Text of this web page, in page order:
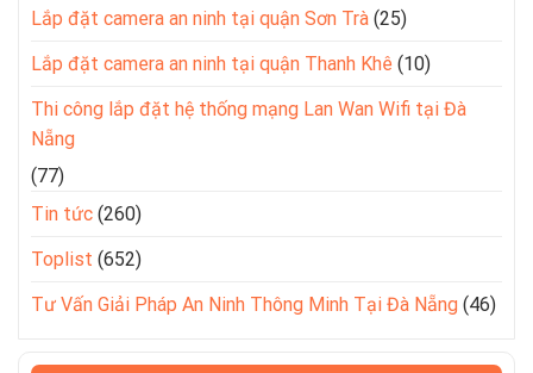
Lắp đặt camera an ninh tại quận Sơn Trà (25)
Lắp đặt camera an ninh tại quận Thanh Khê (10)
Thi công lắp đặt hệ thống mạng Lan Wan Wifi tại Đà
Nẵng
(77)
Tin tức (260)
Toplist (652)
Tư Vấn Giải Pháp An Ninh Thông Minh Tại Đà Nẵng (46)